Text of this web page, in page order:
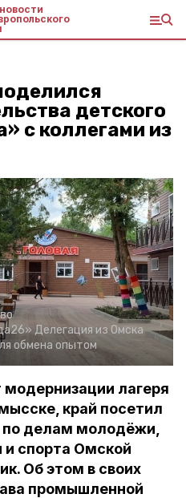
детского
с коллегами из
Делегация из Омска
обмена опытом
лагеря
край посетил
делам молодёжи,
и спорта Омской
Об этом в своих
промышленной